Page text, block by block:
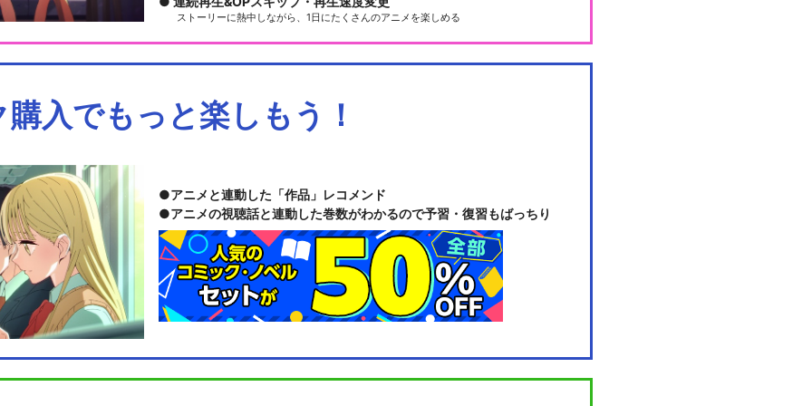
ストーリーに熱中しながら、1日にたくさんのアニメを楽しめる
入でもっと楽しもう！
アニメと連動した「作品」レコメンド
アニメの視聴話と連動した巻数がわかるので予習・復習もばっちり